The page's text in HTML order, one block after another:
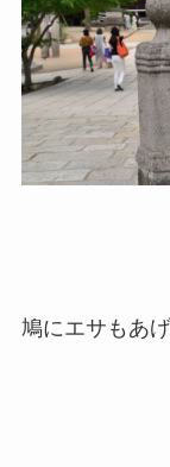
鳩にエサもあげ